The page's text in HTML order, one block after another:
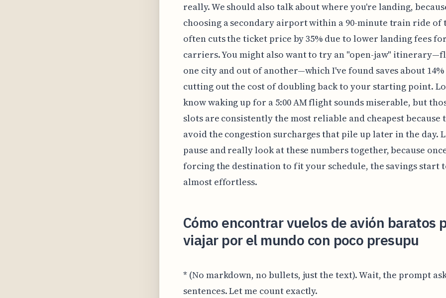
really. We should also talk about where you're landing,
choosing a secondary airport within a 90-minute train ride of
often cuts the ticket price by 35% due to lower landing fees
carriers. You might also want to try an "open-jaw"
one city and out of another—which I've found saves about
cutting out the cost of doubling back to your starting point.
know waking up for a 5:00 AM flight sounds miserable, but
slots are consistently the most reliable and cheapest because
avoid the congestion surcharges that pile up later in the day.
pause and really look at these numbers together, because
forcing the destination to fit your schedule, the savings start
almost effortless.
Cómo encontrar vuelos de avión baratos
viajar por el mundo con poco presupu
* (No markdown, no bullets, just the text). Wait, the prompt
sentences. Let me count exactly.